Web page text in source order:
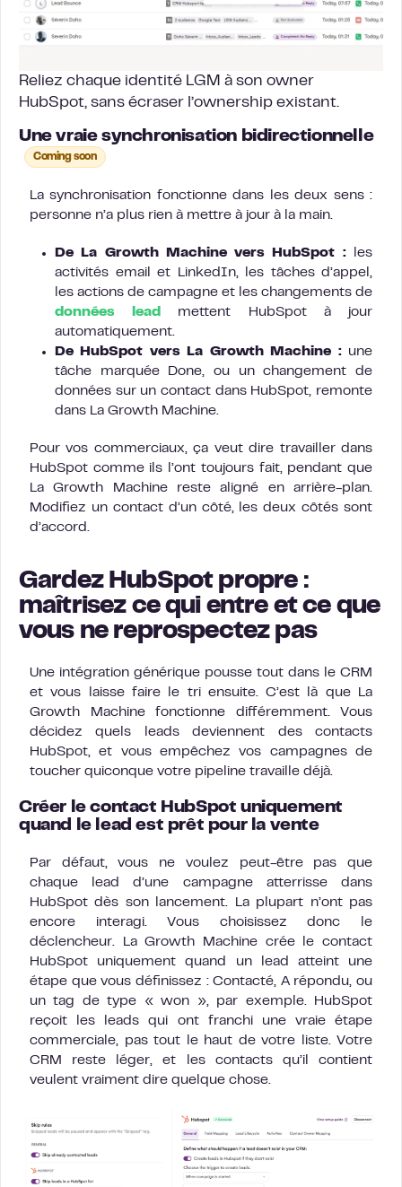
Reliez chaque identité LGM à son owner
HubSpot, sans écraser l’ownership existant.
Une vraie synchronisation bidirectionnelle
Coming soon
La synchronisation fonctionne dans les deux sens :
personne n’a plus rien à mettre à jour à la main.
De La Growth Machine vers HubSpot :les
activités email et LinkedIn, les tâches d’appel,
les actions de campagne et les changements de
données lead
mettent HubSpot à jour
automatiquement.
De HubSpot vers La Growth Machine :une
tâche marquée Done, ou un changement de
données sur un contact dans HubSpot, remonte
dans La Growth Machine.
Pour vos commerciaux, ça veut dire travailler dans
HubSpot comme ils l’ont toujours fait, pendant que
La Growth Machine reste aligné en arrière-plan.
Modifiez un contact d’un côté, les deux côtés sont
d’accord.
Gardez HubSpot propre :
maîtrisez ce qui entre et ce que
vous ne reprospectez pas
Une intégration générique pousse tout dans le CRM
et vous laisse faire le tri ensuite. C’est là que La
Growth Machine fonctionne différemment. Vous
décidez quels leads deviennent des contacts
HubSpot, et vous empêchez vos campagnes de
toucher quiconque votre pipeline travaille déjà.
Créer le contact HubSpot uniquement
quand le lead est prêt pour la vente
Par défaut, vous ne voulez peut-être pas que
chaque lead d’une campagne atterrisse dans
HubSpot dès son lancement. La plupart n’ont pas
encore interagi. Vous choisissez donc le
déclencheur. La Growth Machine crée le contact
HubSpot uniquement quand un lead atteint une
étape que vous définissez : Contacté, A répondu, ou
un tag de type « won », par exemple. HubSpot
reçoit les leads qui ont franchi une vraie étape
commerciale, pas tout le haut de votre liste. Votre
CRM reste léger, et les contacts qu’il contient
veulent vraiment dire quelque chose.